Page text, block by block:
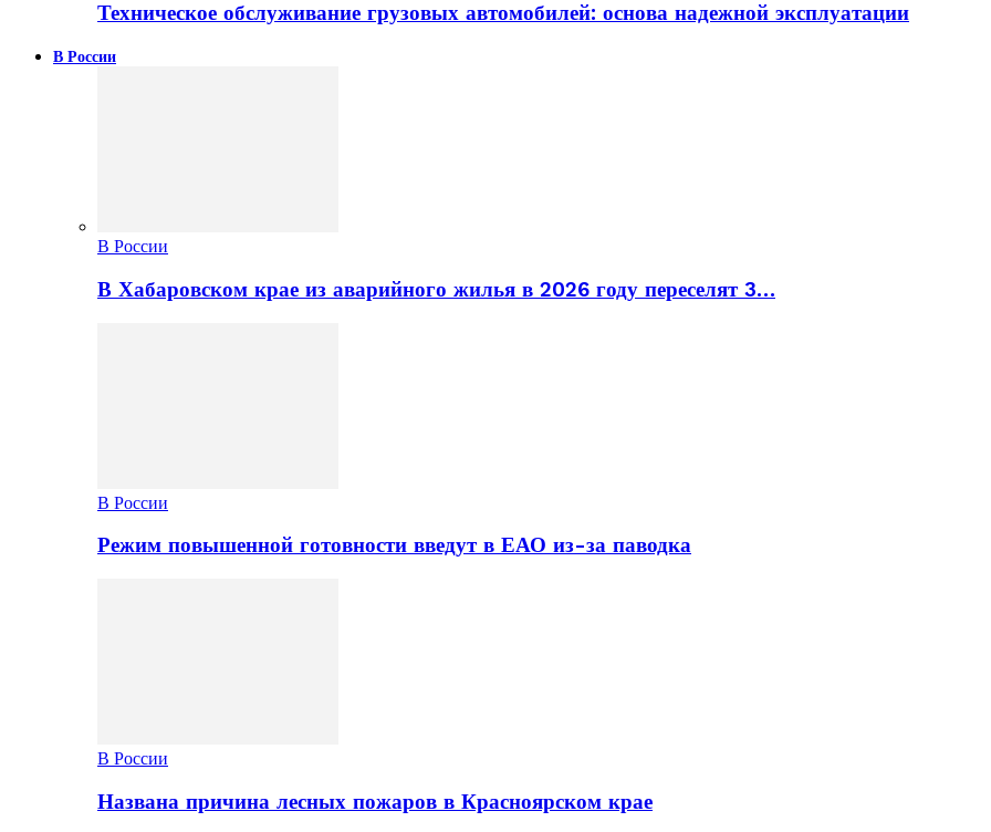
Техническое обслуживание грузовых автомобилей: основа надежной эксплуатации
В России
В России
В Хабаровском крае из аварийного жилья в 2026 году переселят 3…
В России
Режим повышенной готовности введут в ЕАО из-за паводка
В России
Названа причина лесных пожаров в Красноярском крае